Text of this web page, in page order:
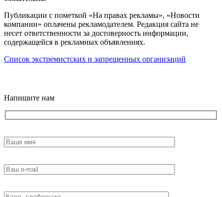
Публикации с пометкой «На правах рекламы», «Новости
компании» оплачены рекламодателем. Редакция сайта не
несет ответственности за достоверность информации,
содержащейся в рекламных объявлениях.
Список экстремистских и запрещенных организаций
Напишите нам